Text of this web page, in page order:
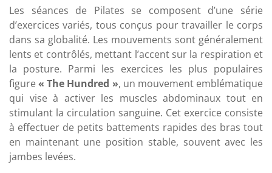
Les séances de Pilates se composent d’une série
d’exercices variés, tous conçus pour travailler le corps
dans sa globalité. Les mouvements sont généralement
lents et contrôlés, mettant l’accent sur la respiration et
la posture. Parmi les exercices les plus populaires
figure« The Hundred », un mouvement emblématique
qui vise à activer les muscles abdominaux tout en
stimulant la circulation sanguine. Cet exercice consiste
à effectuer de petits battements rapides des bras tout
en maintenant une position stable, souvent avec les
jambes levées.